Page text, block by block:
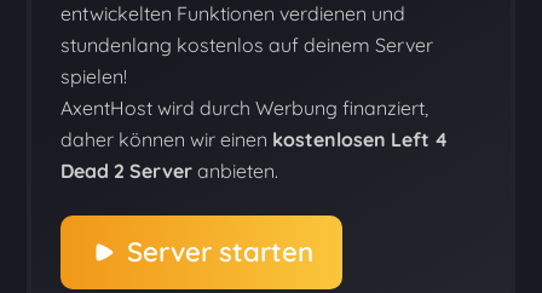
entwickelten Funktionen verdienen und
stundenlang kostenlos auf deinem Server
spielen!
AxentHost wird durch Werbung finanziert,
daher können wir einen kostenlosen Left 4
Dead 2 Server anbieten.
Server starten